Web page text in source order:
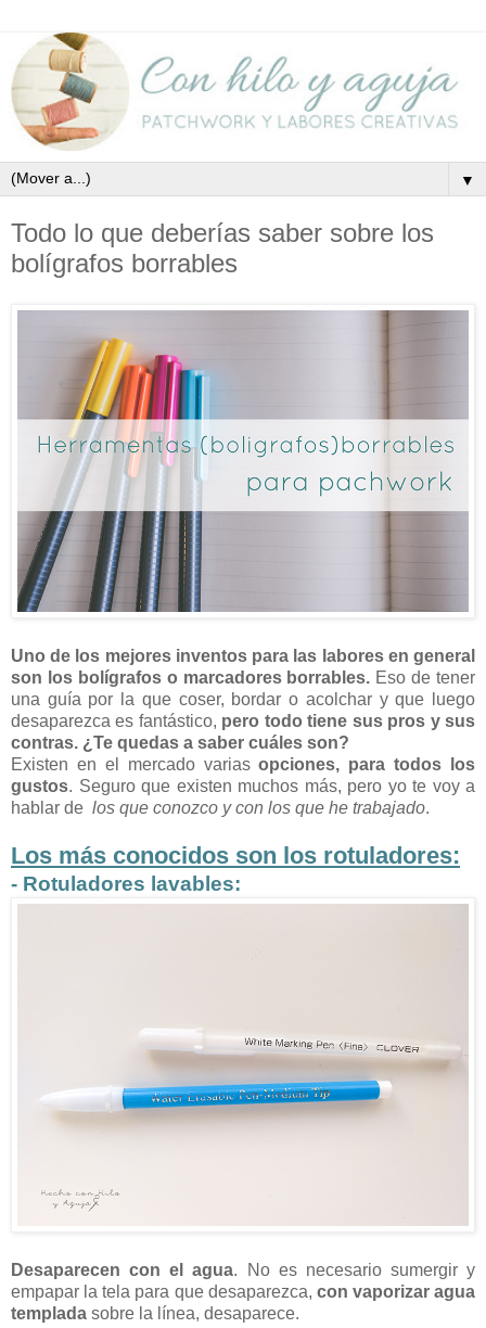
▼
Todo lo que deberías saber sobre los
bolígrafos borrables
Uno de los mejores inventos para las labores en general
son los bolígrafos o marcadores borrables. Eso de tener
una guía por la que coser, bordar o acolchar y que luego
desaparezca es fantástico, pero todo tiene sus pros y sus
contras. ¿Te quedas a saber cuáles son?
Existen en el mercado variasopciones, para todos los
gustos. Seguro que existen muchos más, pero yo te voy a
hablar de los que conozco y con los que he trabajado.
Los más conocidos son los rotuladores:
- Rotuladores lavables:
Desaparecen con el agua. No es necesario sumergir y
empapar la tela para que desaparezca, con vaporizar agua
templada sobre la línea, desaparece.